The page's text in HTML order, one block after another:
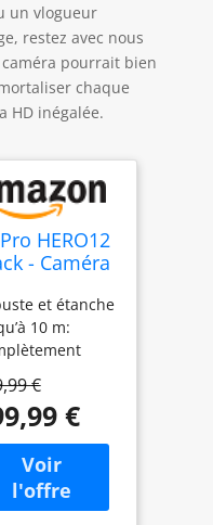
un vlogueur
restez avec nous
pourrait bien
chaque
HD inégalée.
HERO12
- Caméra
avec
Ultra HD
Photos
HDR,
1/1.9",
en
et étanche
10 m:
que
la caméra
Black est
à vous suivre
toutes vos
pour en
€
€